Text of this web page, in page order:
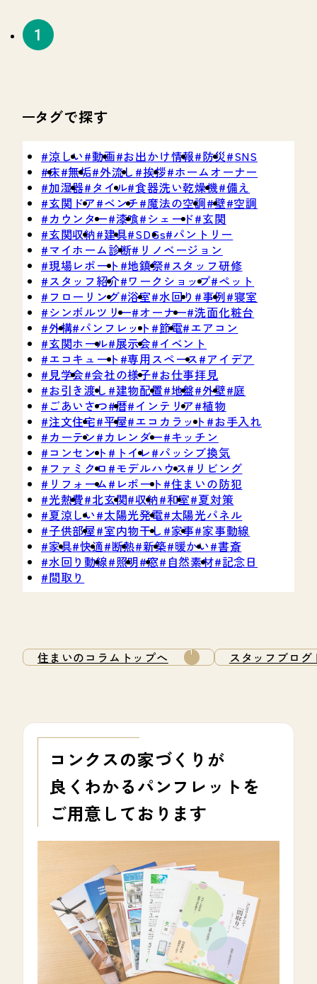
1
タグで探す
涼しい 動画 お出かけ情報 防災 SNS
床 無垢 外流し 挨拶 ホームオーナー
加湿器 タイル 食器洗い乾燥機 備え
玄関ドア ベンチ 魔法の空調 壁 空調
カウンター 漆喰 シェード 玄関
玄関収納 建具 SDGs パントリー
マイホーム診断
リノベージョン
現場レポート 地鎮祭 スタッフ研修
スタッフ紹介 ワークショップ ペット
フローリング 浴室 水回り 事例 寝室
シンボルツリー オーナー 洗面化粧台
外構 パンフレット 節電 エアコン
玄関ホール 展示会 イベント
エコキュート 専用スペース
アイデア
見学会 会社の様子 お仕事拝見
お引き渡し
建物配置 地盤 外壁 庭
ごあいさつ 暦 インテリア 植物
注文住宅 平屋 エコカラット
お手入れ
カーテン
カレンダー キッチン
コンセント
トイレ
パッシブ換気
ファミクロ
モデルハウス
リビング
リフォーム
レポート 住まいの防犯
光熱費 北玄関 収納 和室 夏対策
夏涼しい 太陽光発電 太陽光パネル
子供部屋 室内物干し 家事 家事動線
家具 快適 断熱 新築 暖かい 書斎
水回り動線 照明 窓 自然素材 記念日
間取り
住まいのコラムトップへ スタッフブログ
コンクスの家づくりが
良くわかるパンフレットを
ご用意しております